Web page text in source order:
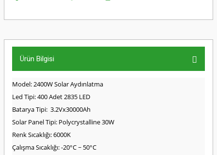
Ürün Bilgisi
Model: 2400W Solar Aydınlatma
Led Tipi: 400 Adet 2835 LED
Batarya Tipi: 3.2Vx30000Ah
Solar Panel Tipi: Polycrystalline 30W
Renk Sıcaklığı: 6000K
Çalışma Sıcaklığı: -20°C ~ 50°C